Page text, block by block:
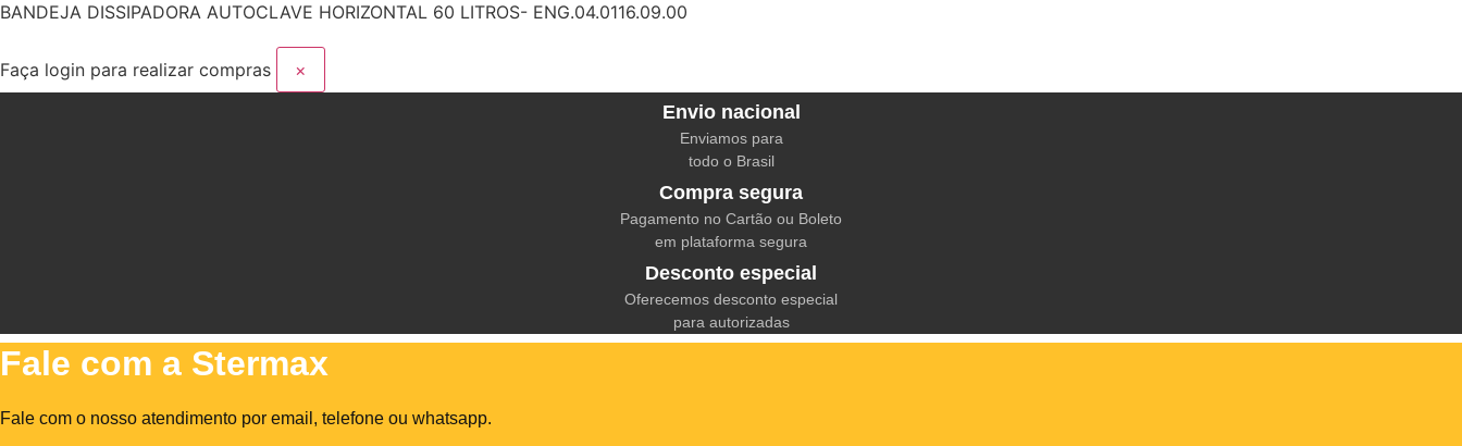
BANDEJA DISSIPADORA AUTOCLAVE HORIZONTAL 60 LITROS- ENG.04.0116.09.00
Faça login para realizar compras
×
Envio nacional
Enviamos para
todo o Brasil
Compra segura
Pagamento no Cartão ou Boleto
em plataforma segura
Desconto especial
Oferecemos desconto especial
para autorizadas
Fale com a Stermax
Fale com o nosso atendimento por email, telefone ou whatsapp.